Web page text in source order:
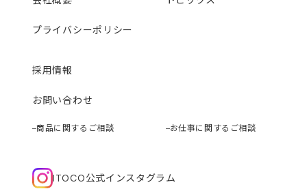
プライバシーポリシー
採用情報
お問い合わせ
商品に関するご相談 お仕事に関するご相談
ITOCO公式インスタグラム